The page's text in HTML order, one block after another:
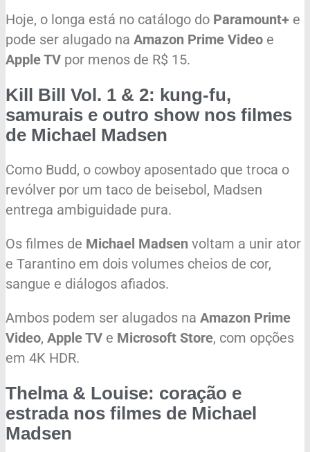
Hoje, o longa está no catálogo do Paramount+ e
pode ser alugado na Amazon Prime Video e
Apple TV por menos de R$ 15.
Kill Bill Vol. 1 & 2: kung-fu,
samurais e outro show nos filmes
de Michael Madsen
Como Budd, o cowboy aposentado que troca o
revólver por um taco de beisebol, Madsen
entrega ambiguidade pura.
Os filmes de Michael Madsen voltam a unir ator
e Tarantino em dois volumes cheios de cor,
sangue e diálogos afiados.
Ambos podem ser alugados na Amazon Prime
Video, Apple TV e Microsoft Store, com opções
em 4K HDR.
Thelma & Louise: coração e
estrada nos filmes de Michael
Madsen